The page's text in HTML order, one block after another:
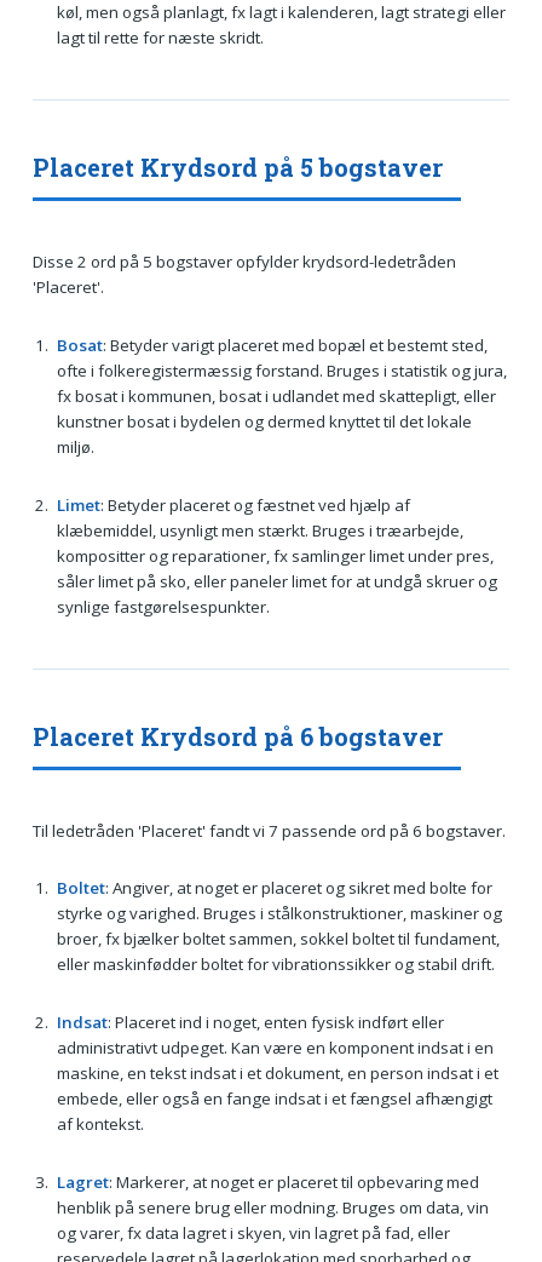
køl, men også planlagt, fx lagt i kalenderen, lagt strategi eller
lagt til rette for næste skridt.
Placeret Krydsord på 5 bogstaver
Disse 2 ord på 5 bogstaver opfylder krydsord-ledetråden
'Placeret'.
Bosat: Betyder varigt placeret med bopæl et bestemt sted,
ofte i folkeregistermæssig forstand. Bruges i statistik og jura,
fx bosat i kommunen, bosat i udlandet med skattepligt, eller
kunstner bosat i bydelen og dermed knyttet til det lokale
miljø.
Limet: Betyder placeret og fæstnet ved hjælp af
klæbemiddel, usynligt men stærkt. Bruges i træarbejde,
kompositter og reparationer, fx samlinger limet under pres,
såler limet på sko, eller paneler limet for at undgå skruer og
synlige fastgørelsespunkter.
Placeret Krydsord på 6 bogstaver
Til ledetråden 'Placeret' fandt vi 7 passende ord på 6 bogstaver.
Boltet: Angiver, at noget er placeret og sikret med bolte for
styrke og varighed. Bruges i stålkonstruktioner, maskiner og
broer, fx bjælker boltet sammen, sokkel boltet til fundament,
eller maskinfødder boltet for vibrationssikker og stabil drift.
Indsat: Placeret ind i noget, enten fysisk indført eller
administrativt udpeget. Kan være en komponent indsat i en
maskine, en tekst indsat i et dokument, en person indsat i et
embede, eller også en fange indsat i et fængsel afhængigt
af kontekst.
Lagret: Markerer, at noget er placeret til opbevaring med
henblik på senere brug eller modning. Bruges om data, vin
og varer, fx data lagret i skyen, vin lagret på fad, eller